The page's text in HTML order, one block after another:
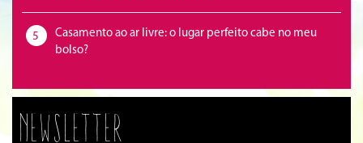
5
Casamento ao ar livre: o lugar perfeito cabe no meu
bolso?
Newsletter